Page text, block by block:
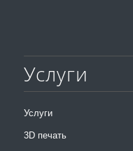
Услуги
Услуги
3D печать